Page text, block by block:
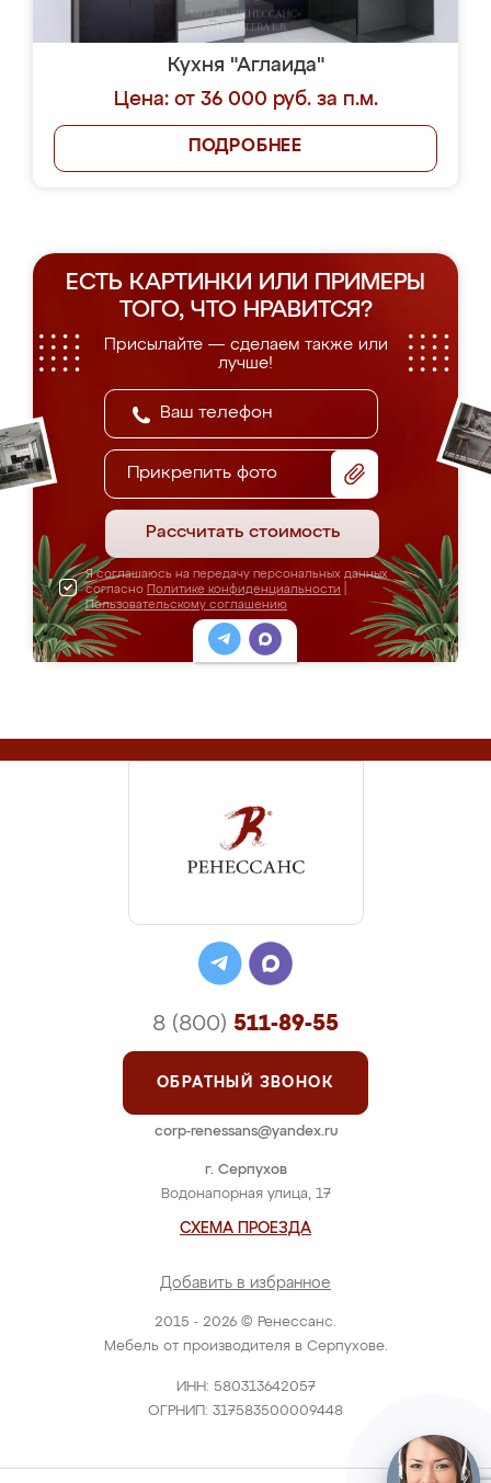
Кухня "Аглаида"
Цена: от 36 000 руб. за п.м.
ПОДРОБНЕЕ
ЕСТЬ КАРТИНКИ ИЛИ ПРИМЕРЫ
ТОГО, ЧТО НРАВИТСЯ?
Присылайте — сделаем также или
лучше!
Прикрепить фото
Рассчитать стоимость
Я соглашаюсь на передачу персональных данных
согласно Политике конфиденциальности
Пользовательскому соглашению
2015 - 2026 © Ренессанс.
Мебель от производителя в Серпухове.
ИНН: 580313642057
ОГРНИП: 317583500009448
г. Серпухов
Водонапорная улица, 17
СХЕМА ПРОЕЗДА
Добавить в избранное
8 (800) 511-89-55
ОБРАТНЫЙ ЗВОНОК
corp-renessans@yandex.ru